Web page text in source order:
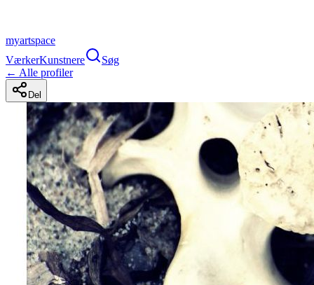
myartspace
VærkerKunstnere
Søg
← Alle profiler
Del